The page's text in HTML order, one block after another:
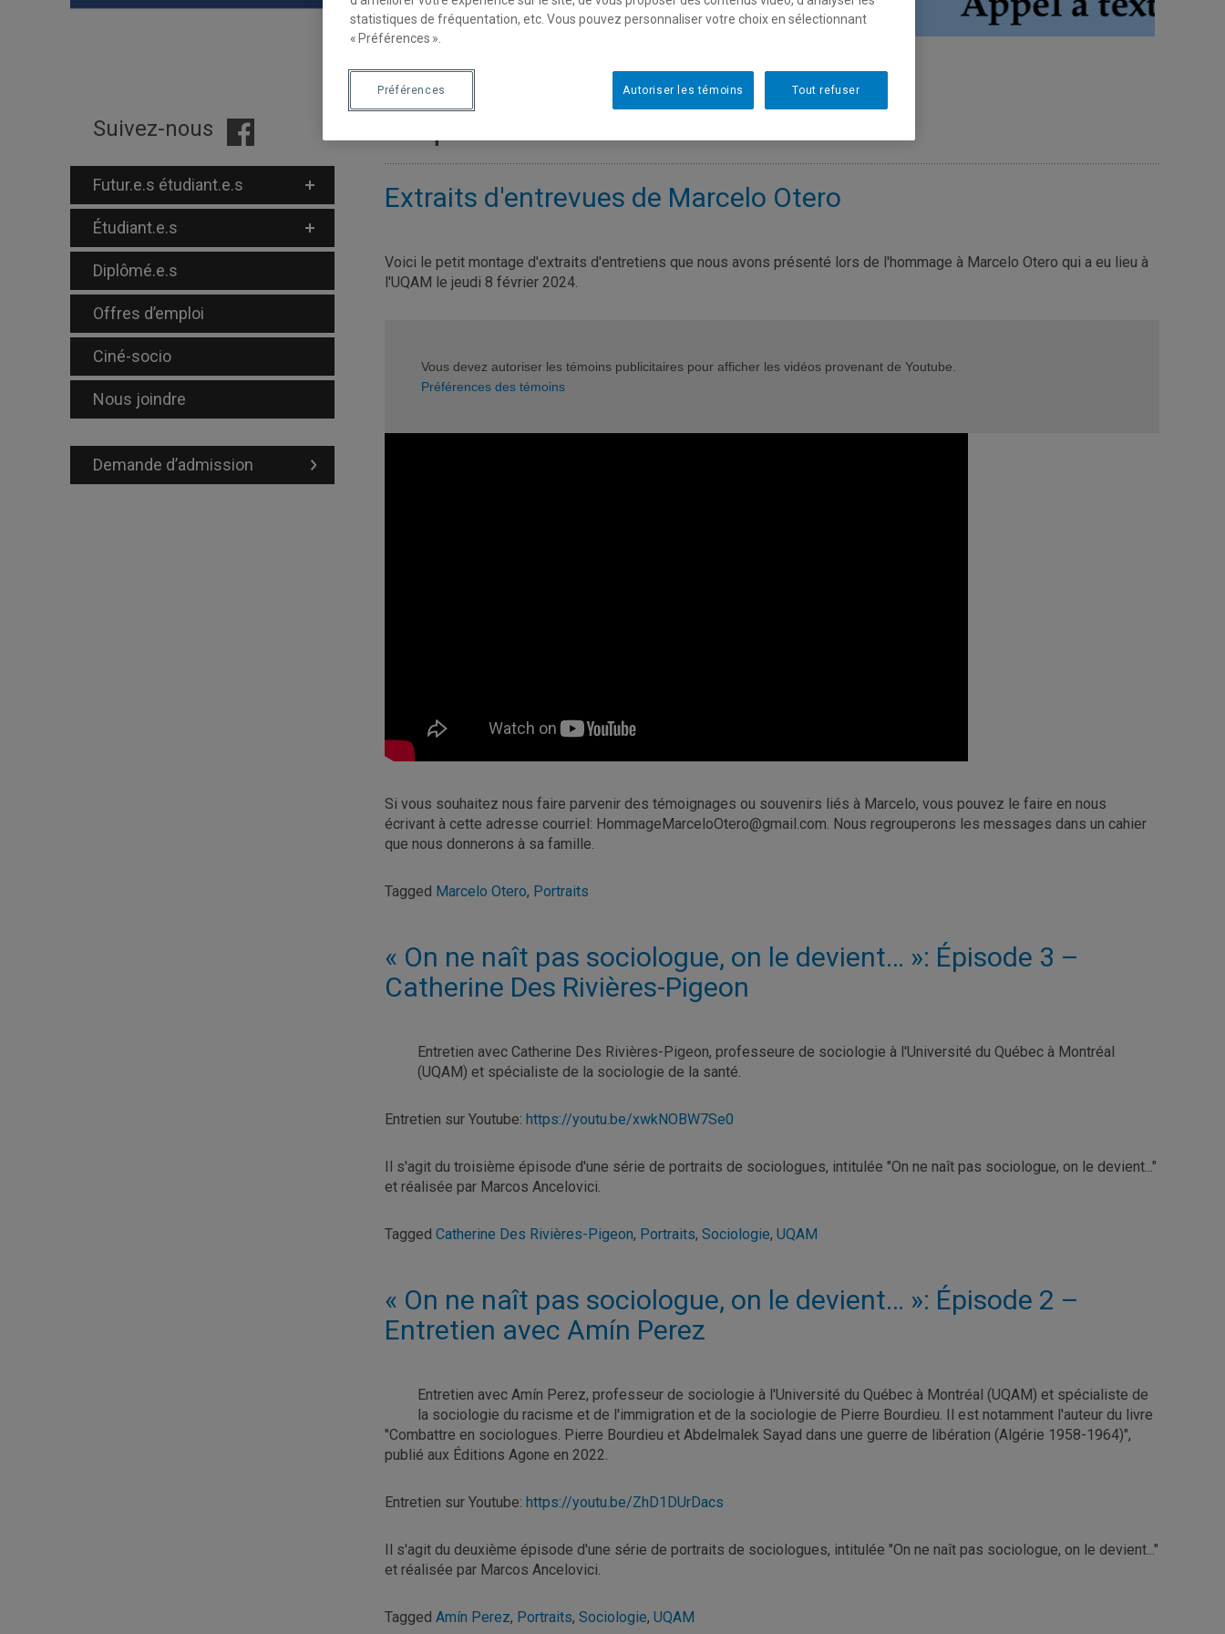
Suivez-nous
Futur.e.s étudiant.e.s
Étudiant.e.s
Diplômé.e.s
Offres d’emploi
Ciné-socio
Nous joindre
Demande d’admission
Extraits d'entrevues de Marcelo Otero
Voici le petit montage d'extraits d'entretiens que nous avons présenté lors de l'hommage à Marcelo Otero qui a eu lieu à
l'UQAM le jeudi 8 février 2024.
Vous devez autoriser les témoins publicitaires pour afficher les vidéos provenant de Youtube.
Préférences des témoins
Si vous souhaitez nous faire parvenir des témoignages ou souvenirs liés à Marcelo, vous pouvez le faire en nous
écrivant à cette adresse courriel: HommageMarceloOtero@gmail.com. Nous regrouperons les messages dans un cahier
que nous donnerons à sa famille.
Tagged Marcelo Otero, Portraits
« On ne naît pas sociologue, on le devient… »: Épisode 3 –
Catherine Des Rivières-Pigeon
Entretien avec Catherine Des Rivières-Pigeon, professeure de sociologie à l'Université du Québec à Montréal
(UQAM) et spécialiste de la sociologie de la santé.
Entretien sur Youtube: https://youtu.be/xwkNOBW7Se0
Il s'agit du troisième épisode d'une série de portraits de sociologues, intitulée "On ne naît pas sociologue, on le devient..."
et réalisée par Marcos Ancelovici.
Tagged Catherine Des Rivières-Pigeon, Portraits, Sociologie, UQAM
« On ne naît pas sociologue, on le devient… »: Épisode 2 –
Entretien avec Amín Perez
Entretien avec Amín Perez, professeur de sociologie à l'Université du Québec à Montréal (UQAM) et spécialiste de
la sociologie du racisme et de l'immigration et de la sociologie de Pierre Bourdieu. Il est notamment l'auteur du livre
"Combattre en sociologues. Pierre Bourdieu et Abdelmalek Sayad dans une guerre de libération (Algérie 1958-1964)",
publié aux Éditions Agone en 2022.
Entretien sur Youtube: https://youtu.be/ZhD1DUrDacs
Il s'agit du deuxième épisode d'une série de portraits de sociologues, intitulée "On ne naît pas sociologue, on le devient..."
et réalisée par Marcos Ancelovici.
Tagged Amín Perez, Portraits, Sociologie, UQAM
statistiques de fréquentation, etc. Vous pouvez personnaliser votre choix en sélectionnant
« Préférences ».
Tout refuser
Autoriser les témoins
Préférences